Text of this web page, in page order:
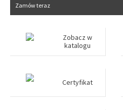
Zamów teraz
Zobacz w
katalogu
Certyfikat